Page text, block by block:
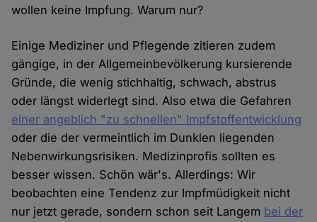
wollen keine Impfung. Warum nur?
Einige Mediziner und Pflegende zitieren zudem
gängige, in der Allgemeinbevölkerung kursierende
Gründe, die wenig stichhaltig, schwach, abstrus
oder längst widerlegt sind. Also etwa die Gefahren
einer angeblich "zu schnellen" Impfstoffentwicklung
oder die der vermeintlich im Dunklen liegenden
Nebenwirkungsrisiken. Medizinprofis sollten es
besser wissen. Schön wär's. Allerdings: Wir
beobachten eine Tendenz zur Impfmüdigkeit nicht
nur jetzt gerade, sondern schon seit Langem bei der